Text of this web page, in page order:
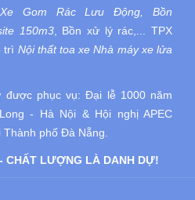
Gom Rác Lưu Động, Bồn
150m3, Bồn xử lý rác,... TPX
trì Nội thất toa xe Nhà máy xe lửa
được phục vụ:Đại lễ 1000 năm
- Hà Nội & Hội nghị APEC
Thành phố Đà Nẵng.
CHẤT LƯỢNG LÀ DANH DỰ!